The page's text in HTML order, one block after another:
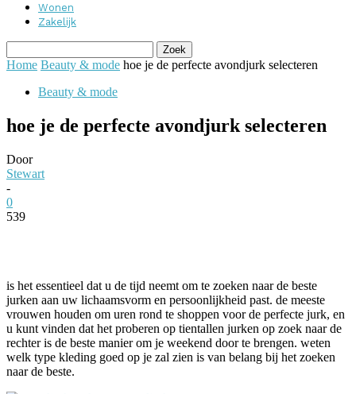
Wonen
Zakelijk
Home Beauty & mode hoe je de perfecte avondjurk selecteren
Beauty & mode
hoe je de perfecte avondjurk selecteren
Door
Stewart
-
0
539
is het essentieel dat u de tijd neemt om te zoeken naar de beste
jurken aan uw lichaamsvorm en persoonlijkheid past. de meeste
vrouwen houden om uren rond te shoppen voor de perfecte jurk, en
u kunt vinden dat het proberen op tientallen jurken op zoek naar de
rechter is de beste manier om je weekend door te brengen. weten
welk type kleding goed op je zal zien is van belang bij het zoeken
naar de beste.